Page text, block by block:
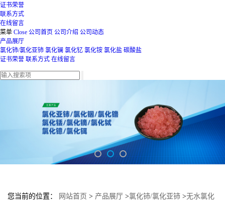
证书荣誉
联系方式
在线留言
菜单 Close 公司首页 公司介绍 公司动态
产品展厅
氯化铈/氯化亚铈 氯化镧 氯化钇 氯化铵 氯化盐 碳酸盐
证书荣誉 联系方式 在线留言
您当前的位置： 网站首页 > 产品展厅 >氯化铈/氯化亚铈 >无水氯化